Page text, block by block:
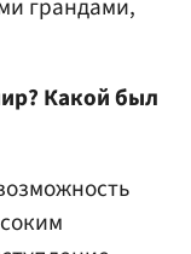
Какой был